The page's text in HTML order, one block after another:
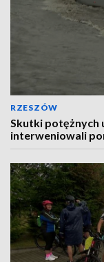
RZESZÓW
Skutki potężnych
interweniowali